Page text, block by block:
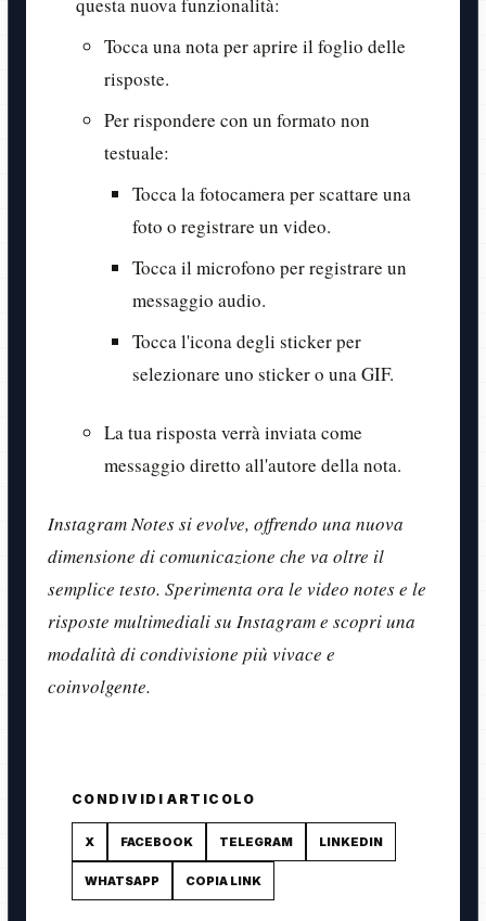
questa nuova funzionalità:
Tocca una nota per aprire il foglio delle
risposte.
Per rispondere con un formato non
testuale:
Tocca la fotocamera per scattare una
foto o registrare un video.
Tocca il microfono per registrare un
messaggio audio.
Tocca l'icona degli sticker per
selezionare uno sticker o una GIF.
La tua risposta verrà inviata come
messaggio diretto all'autore della nota.
Instagram Notes si evolve, offrendo una nuova
dimensione di comunicazione che va oltre il
semplice testo. Sperimenta ora le video notes e le
risposte multimediali su Instagram e scopri una
modalità di condivisione più vivace e
coinvolgente.
CONDIVIDI ARTICOLO
X FACEBOOK TELEGRAM LINKEDIN
WHATSAPP COPIA LINK